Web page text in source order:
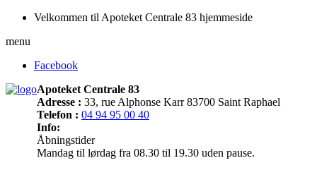
Velkommen til Apoteket Centrale 83 hjemmeside
menu
Facebook
Apoteket Centrale 83
Adresse : 33, rue Alphonse Karr 83700 Saint Raphael
Telefon : 04 94 95 00 40
Info:
Åbningstider
Mandag til lørdag fra 08.30 til 19.30 uden pause.